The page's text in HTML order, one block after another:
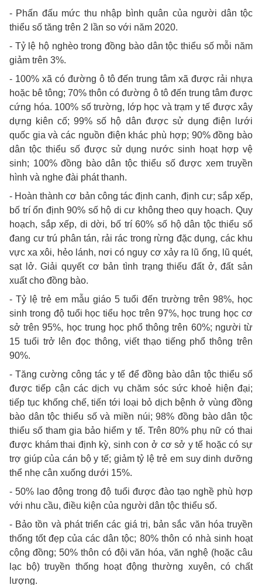
- Phấn đấu mức thu nhập bình quân của người dân tộc
thiểu số tăng trên 2 lần so với năm 2020.
- Tỷ lệ hộ nghèo trong đồng bào dân tộc thiểu số mỗi năm
giảm trên 3%.
- 100% xã có đường ô tô đến trung tâm xã được rải nhựa
hoặc bê tông; 70% thôn có đường ô tô đến trung tâm được
cứng hóa. 100% số trường, lớp học và trạm y tế được xây
dựng kiên cố; 99% số hộ dân được sử dụng điện lưới
quốc gia và các nguồn điện khác phù hợp; 90% đồng bào
dân tộc thiểu số được sử dụng nước sinh hoạt hợp vệ
sinh; 100% đồng bào dân tộc thiểu số được xem truyền
hình và nghe đài phát thanh.
- Hoàn thành cơ bản công tác định canh, định cư; sắp xếp,
bố trí ổn định 90% số hộ di cư không theo quy hoạch. Quy
hoạch, sắp xếp, di dời, bố trí 60% số hộ dân tộc thiểu số
đang cư trú phân tán, rải rác trong rừng đặc dụng, các khu
vực xa xôi, hẻo lánh, nơi có nguy cơ xảy ra lũ ống, lũ quét,
sạt lở. Giải quyết cơ bản tình trạng thiếu đất ở, đất sản
xuất cho đồng bào.
- Tỷ lệ trẻ em mẫu giáo 5 tuổi đến trường trên 98%, học
sinh trong độ tuổi học tiểu học trên 97%, học trung học cơ
sở trên 95%, học trung học phổ thông trên 60%; người từ
15 tuổi trở lên đọc thông, viết thạo tiếng phổ thông trên
90%.
- Tăng cường công tác y tế để đồng bào dân tộc thiểu số
được tiếp cận các dịch vụ chăm sóc sức khoẻ hiện đại;
tiếp tục khống chế, tiến tới loại bỏ dịch bệnh ở vùng đồng
bào dân tộc thiểu số và miền núi; 98% đồng bào dân tộc
thiểu số tham gia bảo hiểm y tế. Trên 80% phụ nữ có thai
được khám thai định kỳ, sinh con ở cơ sở y tế hoặc có sự
trợ giúp của cán bộ y tế; giảm tỷ lệ trẻ em suy dinh dưỡng
thể nhẹ cân xuống dưới 15%.
- 50% lao động trong độ tuổi được đào tạo nghề phù hợp
với nhu cầu, điều kiện của người dân tộc thiểu số.
- Bảo tồn và phát triển các giá trị, bản sắc văn hóa truyền
thống tốt đẹp của các dân tộc; 80% thôn có nhà sinh hoạt
cộng đồng; 50% thôn có đội văn hóa, văn nghệ (hoặc câu
lạc bộ) truyền thống hoạt động thường xuyên, có chất
lượng.